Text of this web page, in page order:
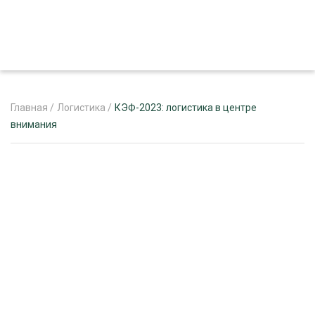
Главная / Логистика / КЭФ-2023: логистика в центре
внимания